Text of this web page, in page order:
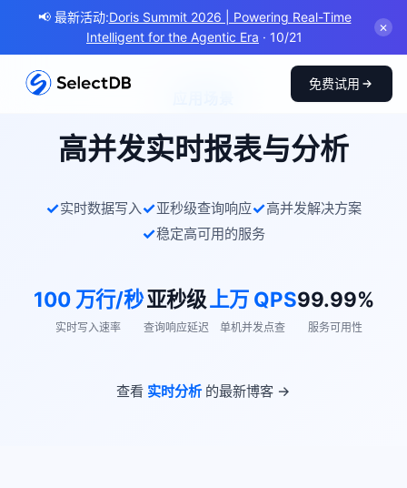
📢 最新活动:Doris Summit 2026 | Powering Real-Time
Intelligent for the Agentic Era · 10/21
✕
免费试用
高并发实时报表与分析
实时数据写入 亚秒级查询响应
高并发解决方案
稳定高可用的服务
100 万行/秒
实时写入速率
亚秒级
查询响应延迟
上万 QPS
单机并发点查
99.99%
服务可用性
查看 实时分析的最新博客 →